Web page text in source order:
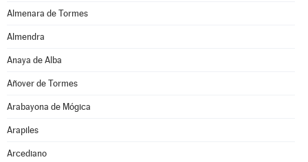
Almenara de Tormes
Almendra
Anaya de Alba
Añover de Tormes
Arabayona de Mógica
Arapiles
Arcediano